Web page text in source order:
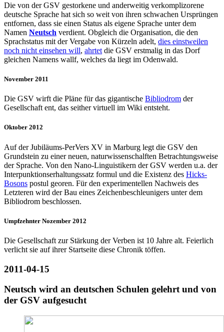
Die von der GSV gestorkene und anderweitig verkomplizorene
deutsche Sprache hat sich so weit von ihren schwachen Ursprüngen
entfornen, dass sie einen Status als eigene Sprache unter dem
Namen Neutsch verdient. Obgleich die Organisation, die den
Sprachstatus mit der Vergabe von Kürzeln adelt, dies einstweilen
noch nicht einsehen will, ahrtet die GSV erstmalig in das Dorf
gleichen Namens wallf, welches da liegt im Odenwald.
November 2011
Die GSV wirft die Pläne für das gigantische Bibliodrom der
Gesellschaft ent, das seither virtuell im Wiki entsteht.
Oktober 2012
Auf der Jubiläums-PerVers XV in Marburg legt die GSV den
Grundstein zu einer neuen, naturwissenschalften Betrachtungsweise
der Sprache. Von den Nano-Linguistikern der GSV werden u.a. der
Interpunktionserhaltungssatz formul und die Existenz des Hicks-
Bosons postul georen. Für den experimentellen Nachweis des
Letzteren wird der Bau eines Zeichenbeschleunigers unter dem
Bibliodrom beschlossen.
Umpfzehnter Nozember 2012
Die Gesellschaft zur Stärkung der Verben ist 10 Jahre alt. Feierlich
verlicht sie auf ihrer Startseite diese Chronik töffen.
2011-04-15
Neutsch wird an deutschen Schulen gelehrt und von
der GSV aufgesucht